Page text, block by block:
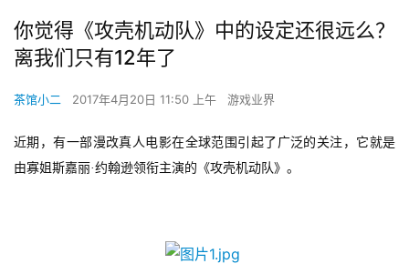
你觉得《攻壳机动队》中的设定还很远么？
离我们只有12年了
茶馆小二 2017年4月20日 11:50 上午 游戏业界
近期，有一部漫改真人电影在全球范围引起了广泛的关注，它就是
由寡姐斯嘉丽·约翰逊领衔主演的《攻壳机动队》。